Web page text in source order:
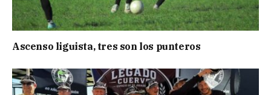
Ascenso liguista, tres son los punteros